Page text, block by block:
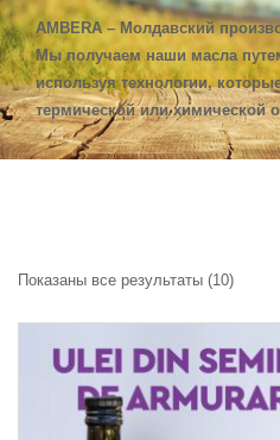
AMBERA – Молдавский
Мы получаем наши масла
используя технологии,
термической или химической
Показаны все результаты (10)